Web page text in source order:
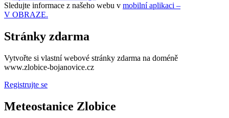
Sledujte informace z našeho webu v mobilní aplikaci –
V OBRAZE.
Stránky zdarma
Vytvořte si vlastní webové stránky zdarma na doméně
www.zlobice-bojanovice.cz
Registrujte se
Meteostanice Zlobice